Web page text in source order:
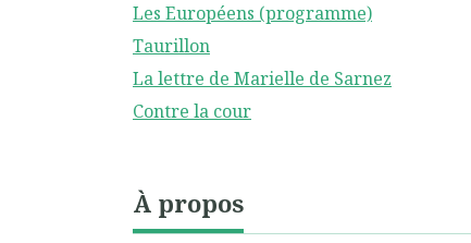
Les Européens (programme)
Taurillon
La lettre de Marielle de Sarnez
Contre la cour
À propos